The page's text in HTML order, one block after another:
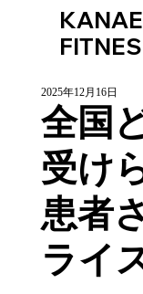
全国
受け
患者
ライ
2025年12月16日